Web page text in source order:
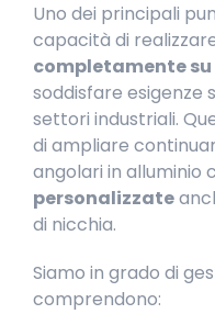
Uno dei principali
capacità di
completamente
soddisfare esigenze
settori industriali.
di ampliare
angolari in alluminio
personalizzate
di nicchia.
Siamo in grado di
comprendono: